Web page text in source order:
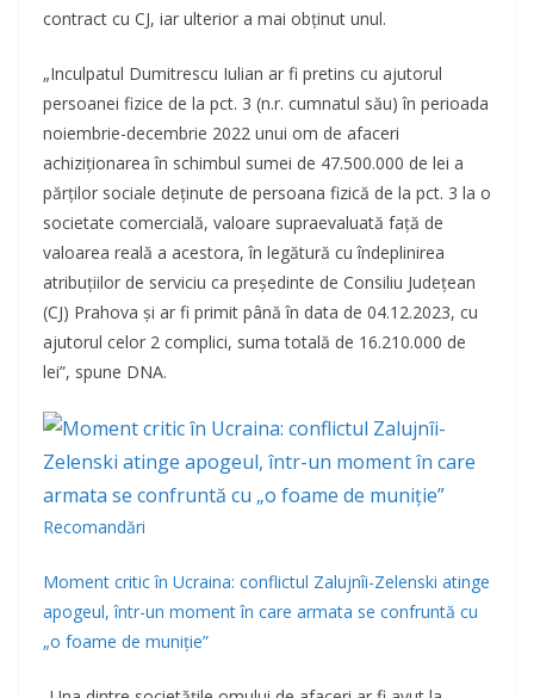
contract cu CJ, iar ulterior a mai obţinut unul.
„Inculpatul Dumitrescu Iulian ar fi pretins cu ajutorul
persoanei fizice de la pct. 3 (n.r. cumnatul său) în perioada
noiembrie-decembrie 2022 unui om de afaceri
achiziționarea în schimbul sumei de 47.500.000 de lei a
părților sociale deținute de persoana fizică de la pct. 3 la o
societate comercială, valoare supraevaluată față de
valoarea reală a acestora, în legătură cu îndeplinirea
atribuțiilor de serviciu ca președinte de Consiliu Județean
(CJ) Prahova și ar fi primit până în data de 04.12.2023, cu
ajutorul celor 2 complici, suma totală de 16.210.000 de
lei”, spune DNA.
Recomandări
Moment critic în Ucraina: conflictul Zalujnîi-Zelenski atinge
apogeul, într-un moment în care armata se confruntă cu
„o foame de muniție”